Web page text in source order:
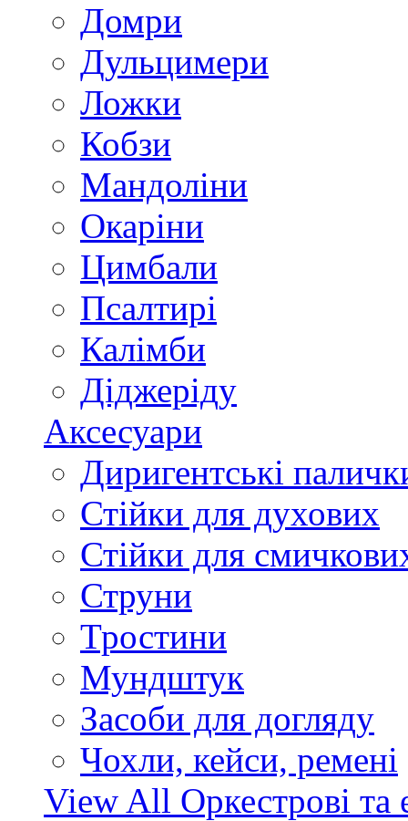
Домри
Дульцимери
Ложки
Кобзи
Мандоліни
Окаріни
Цимбали
Псалтирі
Калімби
Діджеріду
Аксесуари
Диригентські
Стійки для духових
Стійки для
Струни
Тростини
Мундштук
Засоби для догляду
Чохли, кейси, ремені
View All Оркестрові та